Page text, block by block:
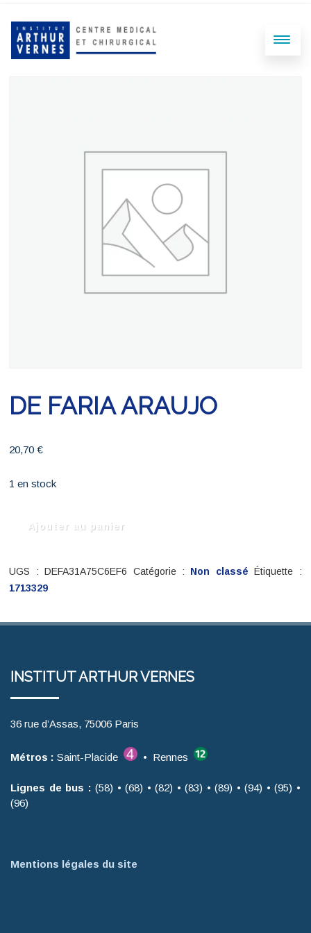
DE FARIA ARAUJO
20,70€
1 en stock
FARIA
ARAUJO
Ajouter au panier
UGS :DEFA31A75C6EF6 Catégorie : Non classé Étiquette :
1713329
INSTITUT ARTHUR VERNES
36 rue d’Assas, 75006 Paris
Métros : Saint-Placide • Rennes
Lignes de bus : (58) • (68) • (82) • (83) • (89) • (94) • (95) •
(96)
Mentions légales du site